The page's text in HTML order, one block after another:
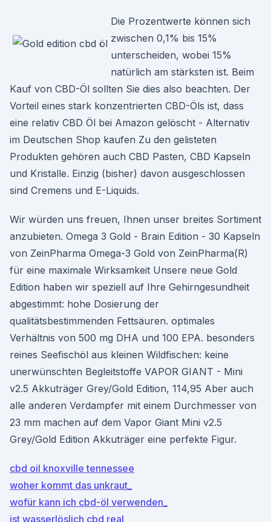
Die Prozentwerte können sich
zwischen 0,1% bis 15%
unterscheiden, wobei 15%
natürlich am stärksten ist. Beim
Kauf von CBD-Öl sollten Sie dies also beachten. Der
Vorteil eines stark konzentrierten CBD-Öls ist, dass
eine relativ CBD Öl bei Amazon gelöscht - Alternativ
im Deutschen Shop kaufen Zu den gelisteten
Produkten gehören auch CBD Pasten, CBD Kapseln
und Kristalle. Einzig (bisher) davon ausgeschlossen
sind Cremens und E-Liquids.
Wir würden uns freuen, Ihnen unser breites Sortiment
anzubieten. Omega 3 Gold - Brain Edition - 30 Kapseln
von ZeinPharma Omega-3 Gold von ZeinPharma(R)
für eine maximale Wirksamkeit Unsere neue Gold
Edition haben wir speziell auf Ihre Gehirngesundheit
abgestimmt: hohe Dosierung der
qualitätsbestimmenden Fettsäuren. optimales
Verhältnis von 500 mg DHA und 100 EPA. besonders
reines Seefischöl aus kleinen Wildfischen: keine
unerwünschten Begleitstoffe VAPOR GIANT - Mini
v2.5 Akkuträger Grey/Gold Edition, 114,95 Aber auch
alle anderen Verdampfer mit einem Durchmesser von
23 mm machen auf dem Vapor Giant Mini v2.5
Grey/Gold Edition Akkuträger eine perfekte Figur.
cbd oil knoxville tennessee
woher kommt das unkraut_
wofür kann ich cbd-öl verwenden_
ist wasserlöslich cbd real